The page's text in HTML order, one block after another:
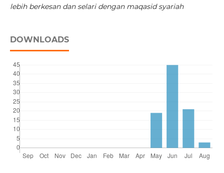
lebih berkesan dan selari dengan maqasid syariah
DOWNLOADS